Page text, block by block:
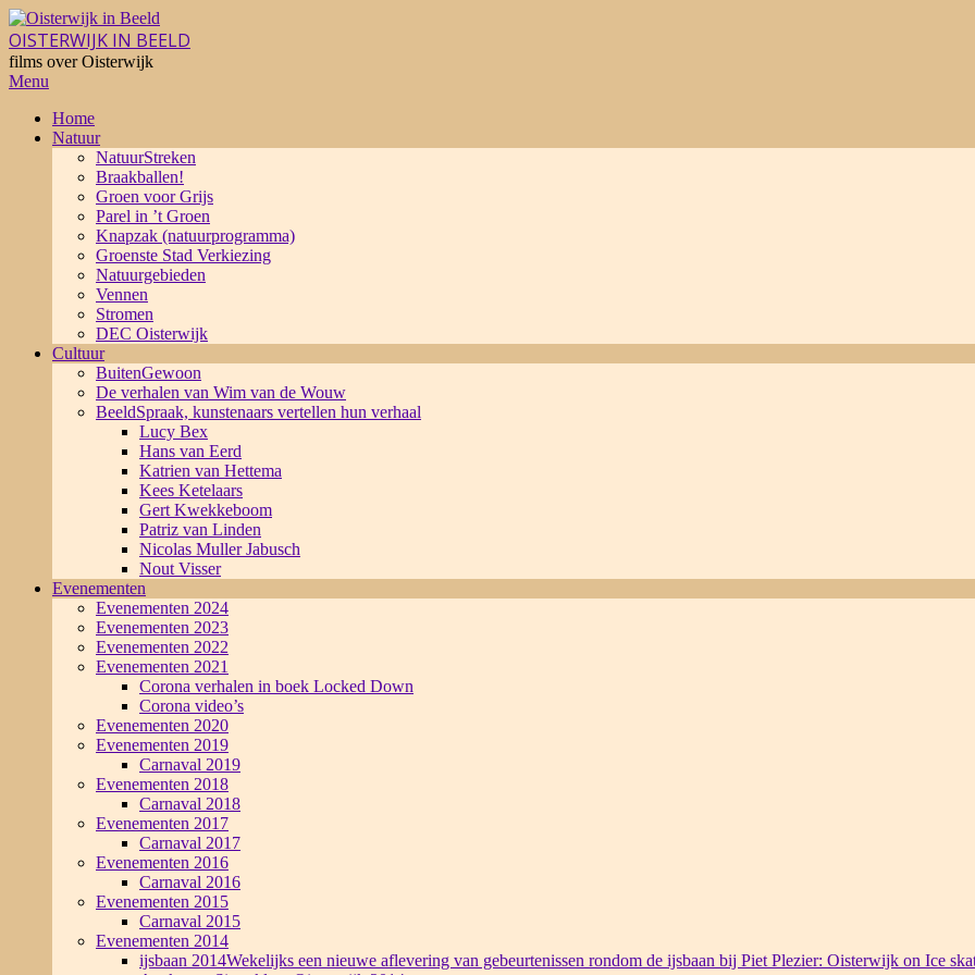
Skip
to
content
OISTERWIJK IN BEELD
films over Oisterwijk
Primary
Menu
Menu
Home
Natuur
NatuurStreken
Braakballen!
Groen voor Grijs
Parel in ’t Groen
Knapzak (natuurprogramma)
Groenste Stad Verkiezing
Natuurgebieden
Vennen
Stromen
DEC Oisterwijk
Cultuur
BuitenGewoon
De verhalen van Wim van de Wouw
BeeldSpraak, kunstenaars vertellen hun verhaal
Lucy Bex
Hans van Eerd
Katrien van Hettema
Kees Ketelaars
Gert Kwekkeboom
Patriz van Linden
Nicolas Muller Jabusch
Nout Visser
Evenementen
Evenementen 2024
Evenementen 2023
Evenementen 2022
Evenementen 2021
Corona verhalen in boek Locked Down
Corona video’s
Evenementen 2020
Evenementen 2019
Carnaval 2019
Evenementen 2018
Carnaval 2018
Evenementen 2017
Carnaval 2017
Evenementen 2016
Carnaval 2016
Evenementen 2015
Carnaval 2015
Evenementen 2014
ijsbaan 2014Wekelijks een nieuwe aflevering van gebeurtenissen rondom de ijsbaan bij Piet Plezier: Oisterwijk on Ice